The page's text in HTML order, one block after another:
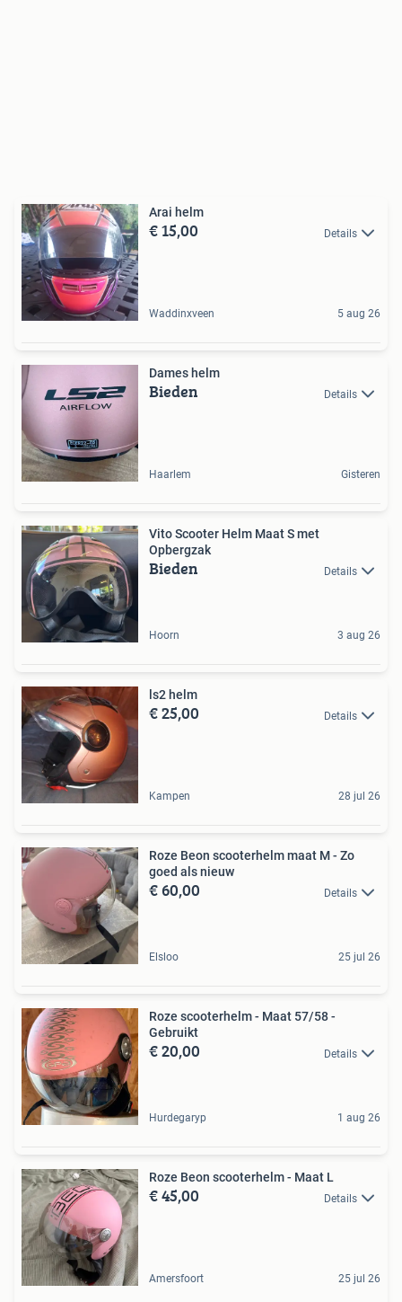
Arai helm
€ 15,00 Details
Waddinxveen 5 aug 26
Dames helm
Bieden Details
Haarlem Gisteren
Vito Scooter Helm Maat S met
Opbergzak
Bieden Details
Hoorn 3 aug 26
ls2 helm
€ 25,00 Details
Kampen 28 jul 26
Roze Beon scooterhelm maat M - Zo
goed als nieuw
€ 60,00 Details
Elsloo 25 jul 26
Roze scooterhelm - Maat 57/58 -
Gebruikt
€ 20,00 Details
Hurdegaryp 1 aug 26
Roze Beon scooterhelm - Maat L
€ 45,00 Details
Amersfoort 25 jul 26